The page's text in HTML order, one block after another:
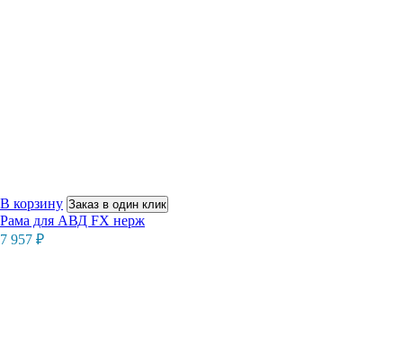
В корзину Заказ в один клик
Рама для АВД FX нерж
7 957 ₽